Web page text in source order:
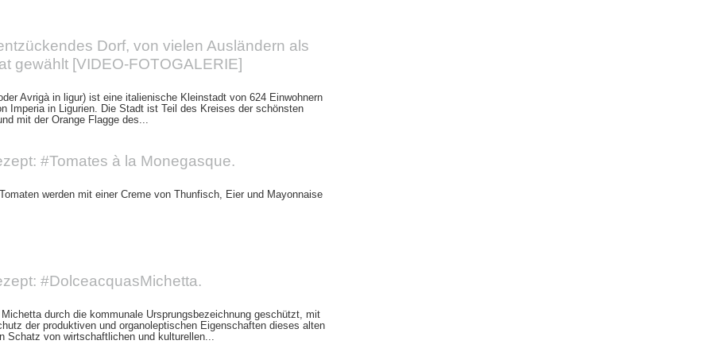
Dorf, von vielen Ausländern als
gewählt [VIDEO-FOTOGALERIE]
Avrigà in ligur) ist eine italienische Kleinstadt von 624 Einwohnern
Imperia in Ligurien. Die Stadt ist Teil des Kreises der schönsten
mit der Orange Flagge des...
#Tomates à la Monegasque.
werden mit einer Creme von Thunfisch, Eier und Mayonnaise
#DolceacquasMichetta.
durch die kommunale Ursprungsbezeichnung geschützt, mit
der produktiven und organoleptischen Eigenschaften dieses alten
Schatz von wirtschaftlichen und kulturellen...